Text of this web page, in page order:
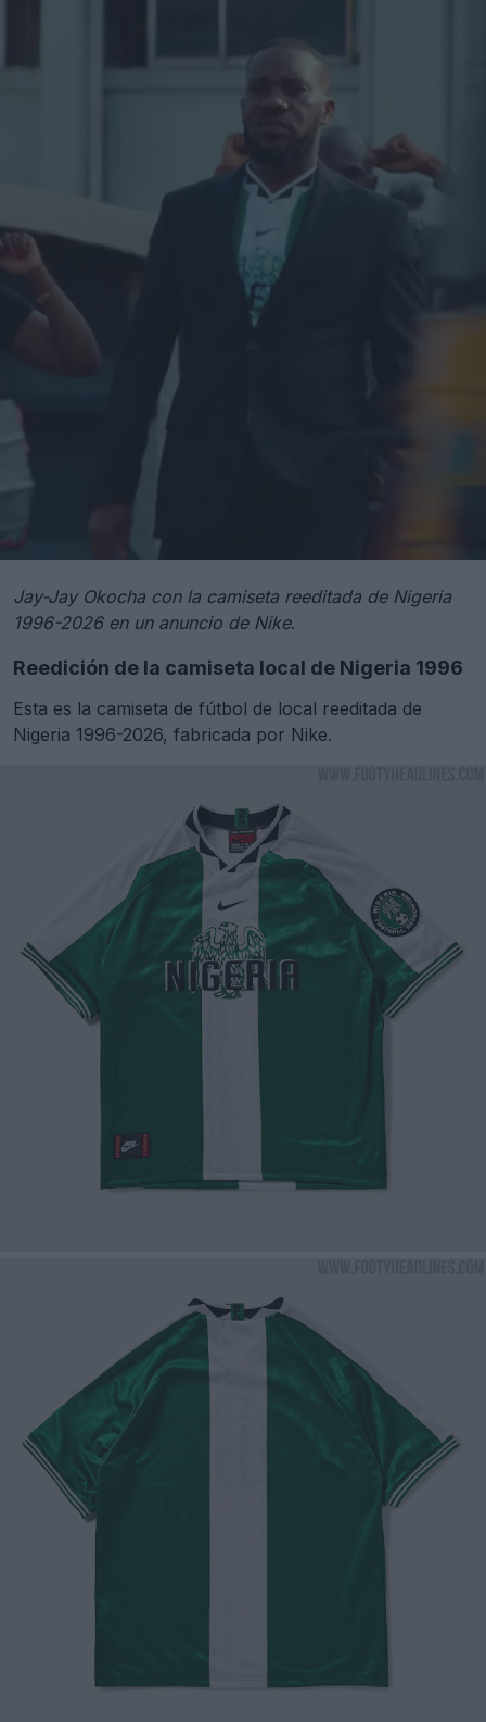
Jay-Jay Okocha con la camiseta reeditada de Nigeria
1996-2026 en un anuncio de Nike.
Reedición de la camiseta local de Nigeria 1996
Esta es la camiseta de fútbol de local reeditada de
Nigeria 1996-2026, fabricada por Nike.